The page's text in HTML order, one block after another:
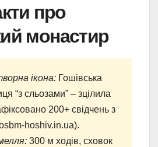
про
монастир
ікона: Гошівська
“з сльозами” – зцілила
200+ свідчень з
hoshiv.in.ua).
300 м ходів, сховок